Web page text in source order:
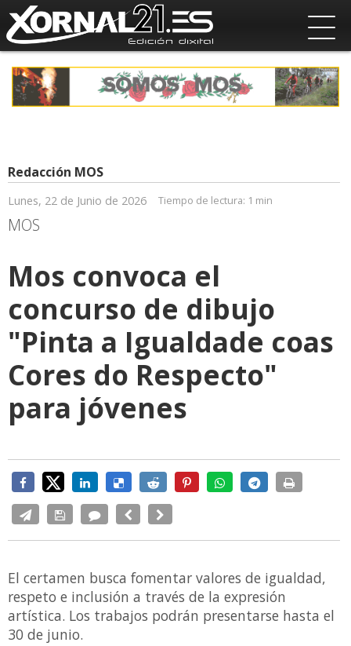
Redacción MOS
Lunes, 22 de Junio de 2026 Tiempo de lectura: 1 min
MOS
Mos convoca el
concurso de dibujo
"Pinta a Igualdade coas
Cores do Respecto"
para jóvenes
El certamen busca fomentar valores de igualdad,
respeto e inclusión a través de la expresión
artística. Los trabajos podrán presentarse hasta el
30 de junio.